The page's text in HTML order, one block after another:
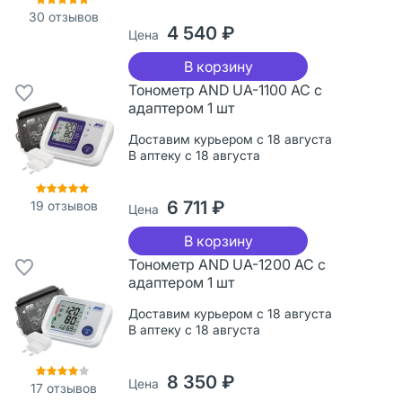
30 отзывов
Цена 4 540 ₽
В корзину
19 отзывов
Тонометр AND UA-1100 AC с
адаптером 1 шт
Доставим курьером с 18 августа
В аптеку с 18 августа
Цена 6 711 ₽
В корзину
17 отзывов
Тонометр AND UA-1200 AC с
адаптером 1 шт
Доставим курьером с 18 августа
В аптеку с 18 августа
Цена 8 350 ₽